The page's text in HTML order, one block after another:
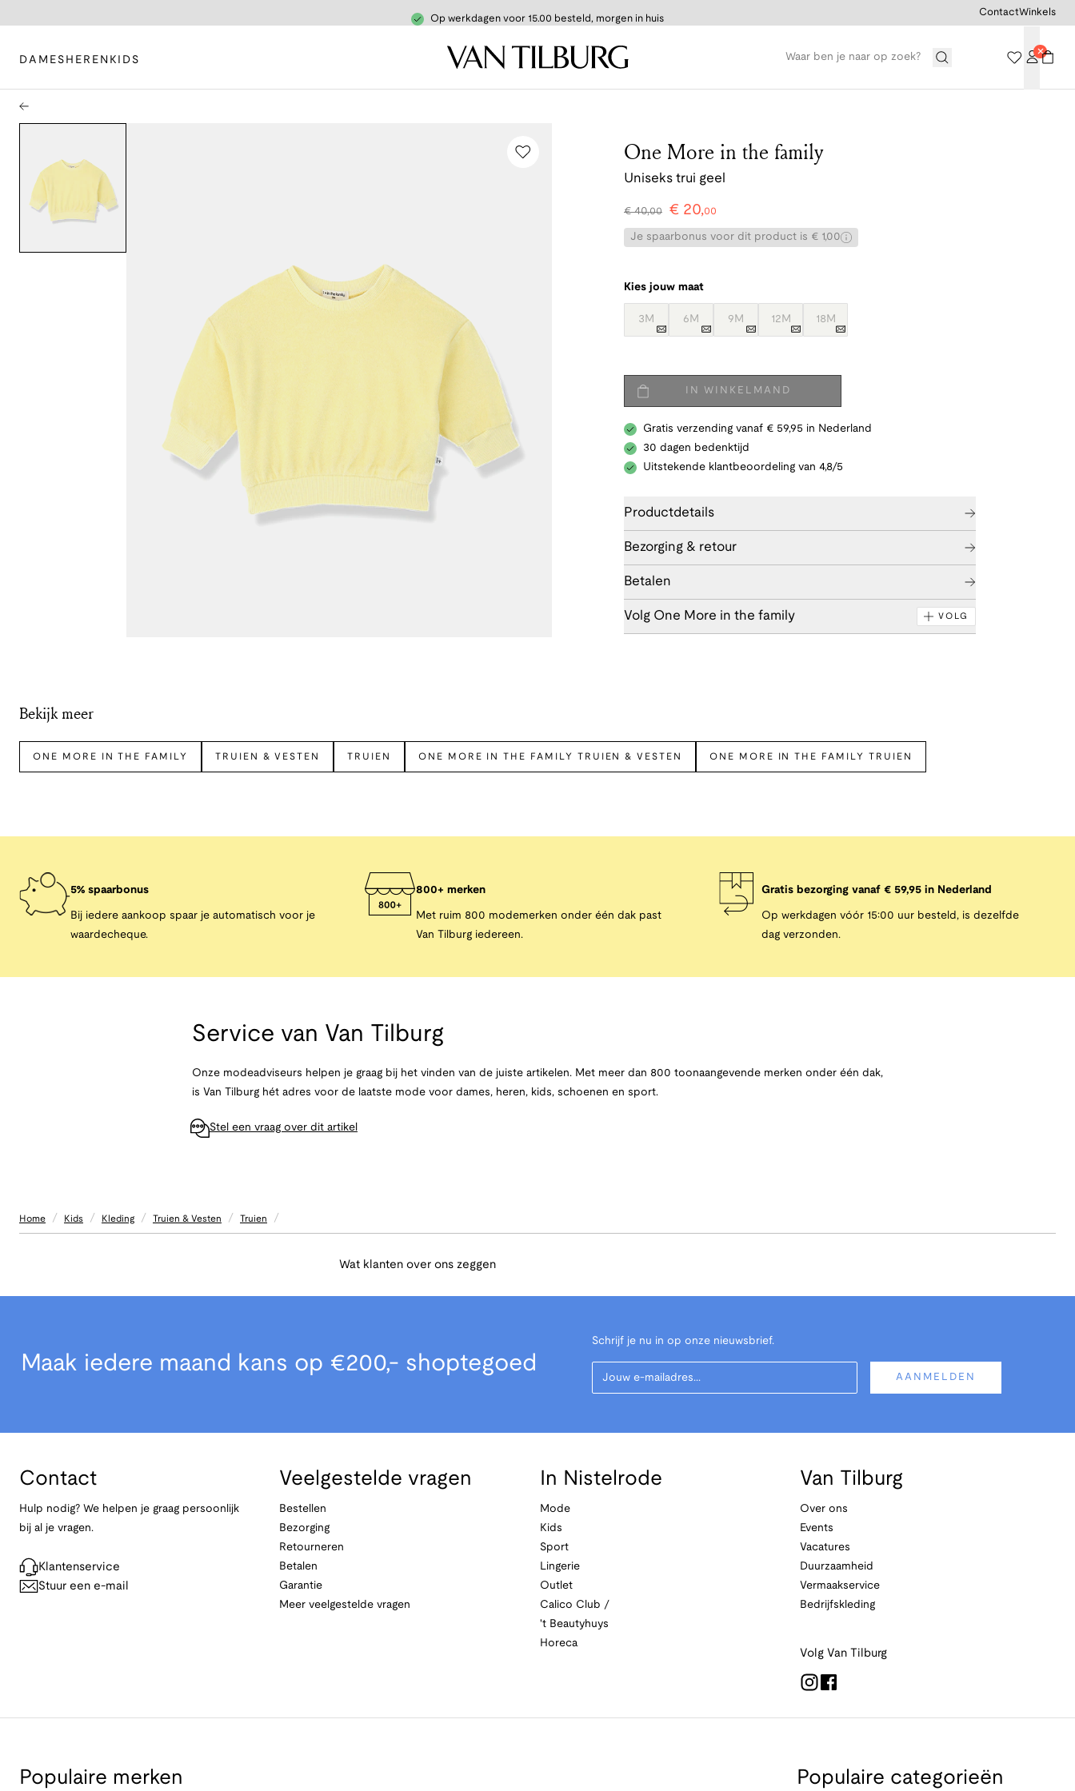
Op werkdagen voor 15.00 besteld, morgen in huis
DAMES HEREN KIDS
ContactWinkels
One More in the family
Uniseks trui geel
€40,00 € 20,00
Je spaarbonus voor dit product is € 1,00
Kies jouw maat
3M 6M 9M 12M 18M
IN WINKELMAND
Gratis verzending vanaf € 59,95 in Nederland
30 dagen bedenktijd
Uitstekende klantbeoordeling van 4,8/5
Productdetails
Bezorging & retour
Betalen
Volg One More in the family VOLG
Bekijk meer
ONE MORE IN THE FAMILY TRUIEN & VESTEN TRUIEN ONE MORE IN THE FAMILY TRUIEN & VESTEN ONE MORE IN THE FAMILY TRUIEN
5% spaarbonus
Bij iedere aankoop spaar je automatisch voor je
waardecheque.
800+ merken
Met ruim 800 modemerken onder één dak past
Van Tilburg iedereen.
Gratis bezorging vanaf € 59,95 in Nederland
Op werkdagen vóór 15:00 uur besteld, is dezelfde
dag verzonden.
Service van Van Tilburg
Onze modeadviseurs helpen je graag bij het vinden van de juiste artikelen. Met meer dan 800 toonaangevende merken onder één dak,
is Van Tilburg hét adres voor de laatste mode voor dames, heren, kids, schoenen en sport.
Stel een vraag over dit artikel
Home / Kids / Kleding / Truien & Vesten / Truien /
Wat klanten over ons zeggen
Maak iedere maand kans op €200,- shoptegoed
Schrijf je nu in op onze nieuwsbrief.
Your Email
AANMELDEN
Contact
Hulp nodig? We helpen je graag persoonlijk
bij al je vragen.
Klantenservice
Stuur een e-mail
Veelgestelde vragen
Bestellen
Bezorging
Retourneren
Betalen
Garantie
Meer veelgestelde vragen
In Nistelrode
Mode
Kids
Sport
Lingerie
Outlet
Calico Club /
't Beautyhuys
Horeca
Van Tilburg
Over ons
Events
Vacatures
Duurzaamheid
Vermaakservice
Bedrijfskleding
Volg Van Tilburg
Populaire merken Populaire categorieën